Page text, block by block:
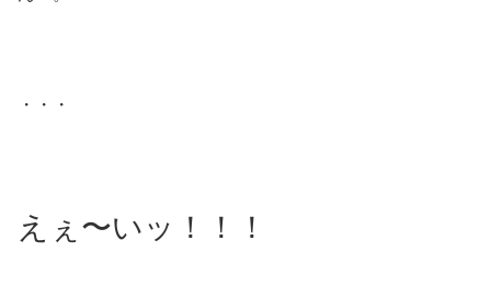
・・・
えぇ〜いッ！！！